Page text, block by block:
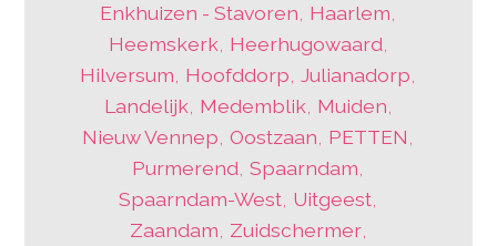
Enkhuizen - Stavoren Haarlem
Heemskerk Heerhugowaard
Hilversum Hoofddorp ,Julianadorp
Landelijk Medemblik Muiden
Nieuw Vennep ,Oostzaan PETTEN
Purmerend ,Spaarndam
Spaarndam-West Uitgeest
Zaandam Zuidschermer,